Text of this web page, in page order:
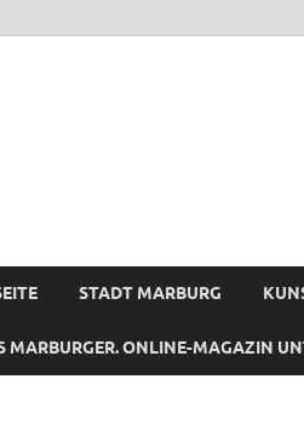
STADT MARBURG
MARBURGER. ONLINE-MAGAZIN